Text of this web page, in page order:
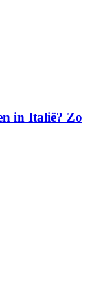
in Italië? Zo